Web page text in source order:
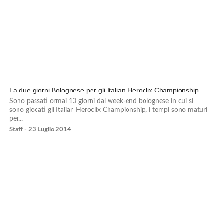
La due giorni Bolognese per gli Italian Heroclix Championship
Sono passati ormai 10 giorni dal week-end bolognese in cui si
sono giocati gli Italian Heroclix Championship, i tempi sono maturi
per...
Staff - 23 Luglio 2014